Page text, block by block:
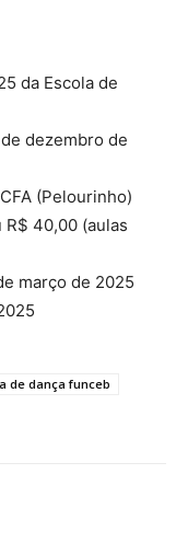
da Escola de
dezembro de
(Pelourinho)
R$ 40,00 (aulas
março de 2025
de dança funceb